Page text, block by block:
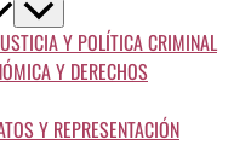
Y POLÍTICA CRIMINAL
Y DERECHOS
Y REPRESENTACIÓN